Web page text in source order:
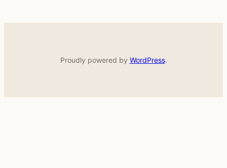
Proudly powered by WordPress.